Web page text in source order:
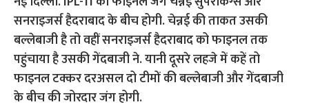
सनराइजर्स हैदराबाद के बीच होगी. चेन्नई की ताकत उसकी
बल्लेबाजी है तो वहीं सनराइजर्स हैदराबाद को फाइनल तक
पहुंचाया है उसकी गेंदबाजी ने. यानी दूसरे लहजे में कहें तो
फाइनल टक्कर दरअसल दो टीमों की बल्लेबाजी और गेंदबाजी
के बीच की जोरदार जंग होगी.